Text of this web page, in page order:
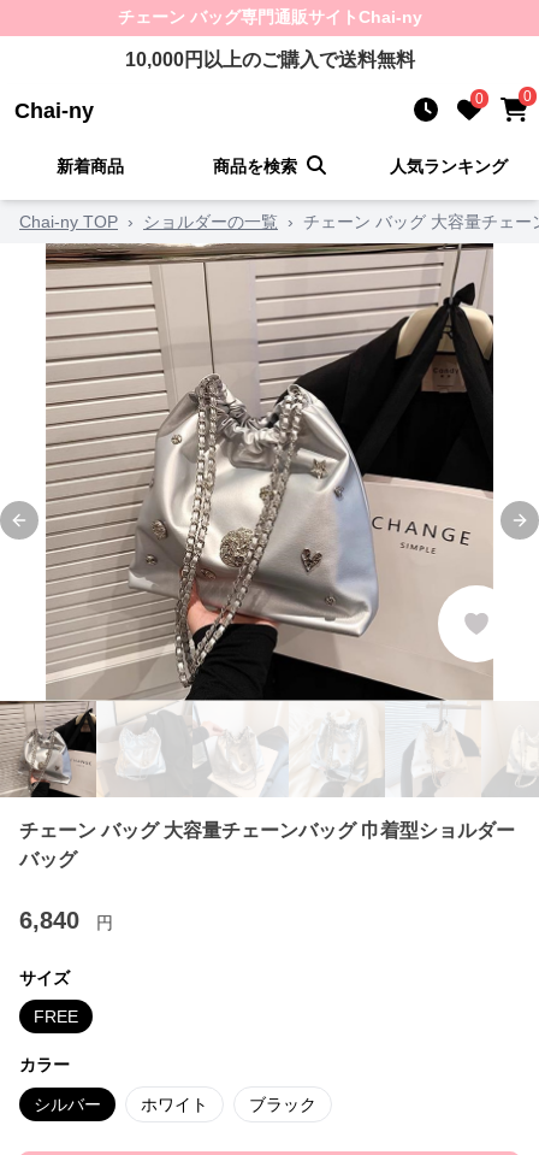
チェーン バッグ専門通販サイトChai-ny
10,000円以上のご購入で送料無料
Chai-ny 0 0
新着商品 商品を検索 人気ランキング
Chai-ny TOP › ショルダーの一覧 › チェーン バッグ 大容量チェ
Previous slide
チェーン バッグ 大容量チェーンバッグ 巾着型ショルダー
バッグ
6,840 円
サイズ
FREE
カラー
シルバー ホワイト ブラック